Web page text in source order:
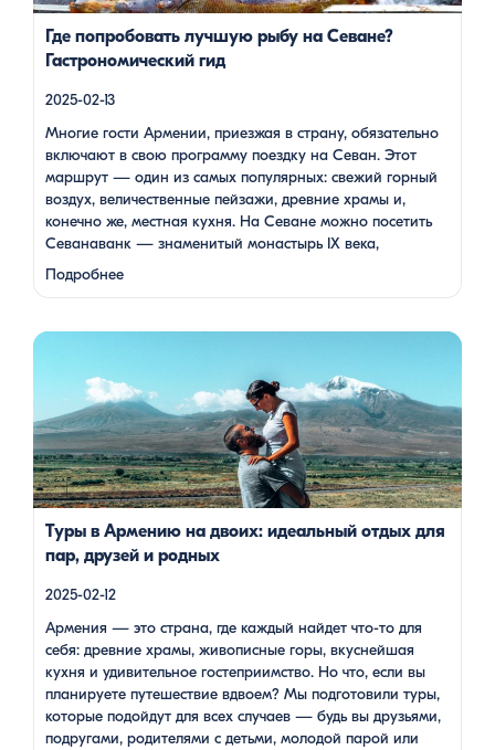
Где попробовать лучшую рыбу на Севане?
Гастрономический гид
2025-02-13
Многие гости Армении, приезжая в страну, обязательно
включают в свою программу поездку на Севан. Этот
маршрут — один из самых популярных: свежий горный
воздух, величественные пейзажи, древние храмы и,
конечно же, местная кухня. На Севане можно посетить
Севанаванк — знаменитый монастырь IX века,
расположенный на полуострове, а также Айраванк,
который менее известен, но не менее …
Подробнее
Армения — это страна, где каждый найдет что-то для себя:
удивительное гостеприимство. Но что, если вы планируете
путешествие вдвоем? Мы подготовили туры, которые
подойдут для всех случаев — будь вы друзьями, подругами,
родителями с детьми, молодой парой или супругами в
возрасте. Какой тур выбрать для путешествия вдвоем? 1. […]
Туры в Армению на двоих: идеальный отдых для
пар, друзей и родных
2025-02-12
Армения — это страна, где каждый найдет что-то для
себя: древние храмы, живописные горы, вкуснейшая
кухня и удивительное гостеприимство. Но что, если вы
планируете путешествие вдвоем? Мы подготовили туры,
которые подойдут для всех случаев — будь вы друзьями,
подругами, родителями с детьми, молодой парой или